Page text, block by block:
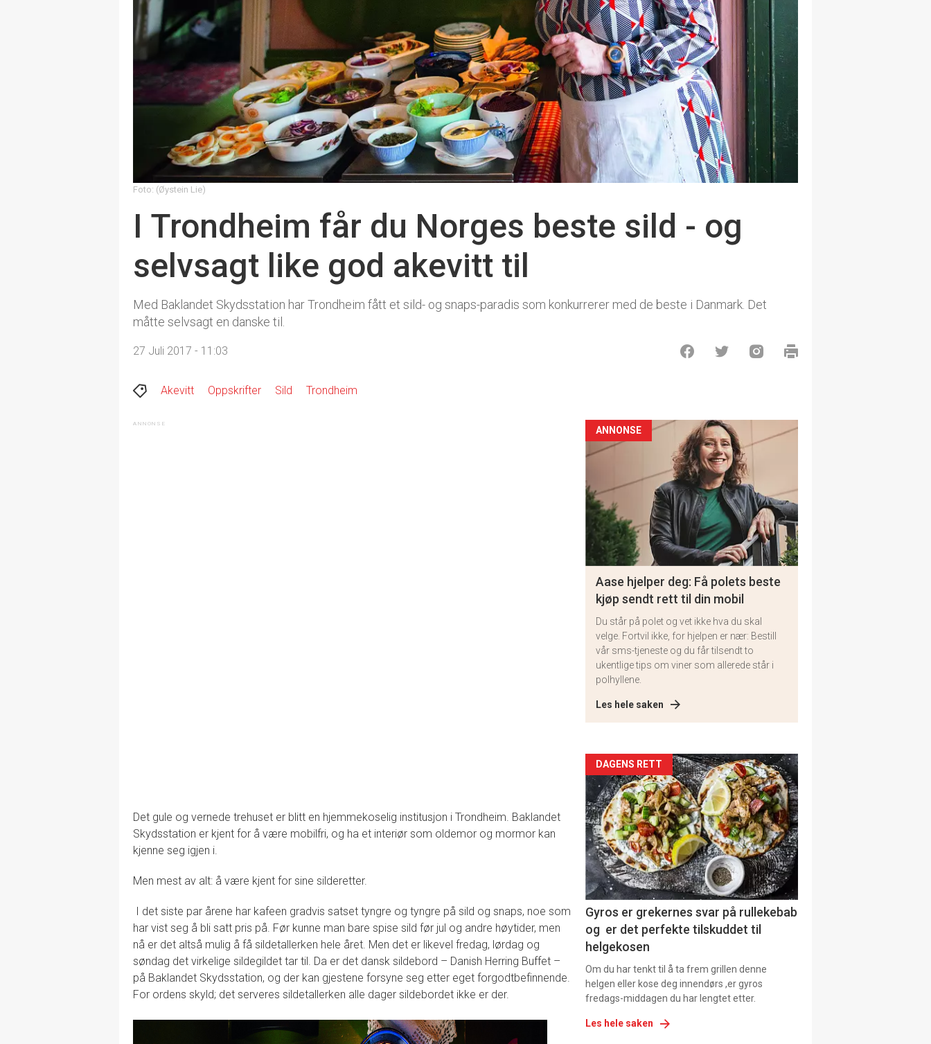
Foto: (Øystein Lie)
I Trondheim får du Norges beste sild - og
selvsagt like god akevitt til
Med Baklandet Skydsstation har Trondheim fått et sild- og snaps-paradis som konkurrerer med de beste i Danmark. Det
måtte selvsagt en danske til.
27 Juli 2017 - 11:03
Akevitt Oppskrifter Sild Trondheim
Det gule og vernede trehuset er blitt en hjemmekoselig institusjon i Trondheim. Baklandet
Skydsstation er kjent for å være mobilfri, og ha et interiør som oldemor og mormor kan
kjenne seg igjen i.
Men mest av alt: å være kjent for sine silderetter.
I det siste par årene har kafeen gradvis satset tyngre og tyngre på sild og snaps, noe som
har vist seg å bli satt pris på. Før kunne man bare spise sild før jul og andre høytider, men
nå er det altså mulig å få sildetallerken hele året. Men det er likevel fredag, lørdag og
søndag det virkelige sildegildet tar til. Da er det dansk sildebord – Danish Herring Buffet –
på Baklandet Skydsstation, og der kan gjestene forsyne seg etter eget forgodtbefinnende.
For ordens skyld; det serveres sildetallerken alle dager sildebordet ikke er der.
ANNONSE
Aase hjelper deg: Få polets beste
kjøp sendt rett til din mobil
Du står på polet og vet ikke hva du skal
velge. Fortvil ikke, for hjelpen er nær: Bestill
vår sms-tjeneste og du får tilsendt to
ukentlige tips om viner som allerede står i
polhyllene.
Les hele saken
Artikler
detail
-
section
11
DAGENS RETT
Gyros er grekernes svar på rullekebab
og er det perfekte tilskuddet til
helgekosen
Om du har tenkt til å ta frem grillen denne
helgen eller kose deg innendørs ,er gyros
fredags-middagen du har lengtet etter.
Les hele saken